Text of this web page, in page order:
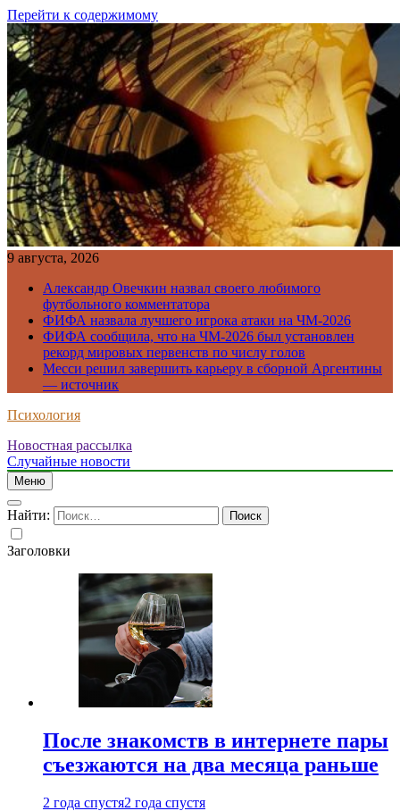
Перейти к содержимому
9 августа, 2026
Александр Овечкин назвал своего любимого
футбольного комментатора
ФИФА назвала лучшего игрока атаки на ЧМ-2026
ФИФА сообщила, что на ЧМ-2026 был установлен
рекорд мировых первенств по числу голов
Месси решил завершить карьеру в сборной Аргентины
— источник
Психология
Новостная рассылка
Случайные новости
Меню
Найти:
Заголовки
После знакомств в интернете пары
съезжаются на два месяца раньше
2 года спустя2 года спустя